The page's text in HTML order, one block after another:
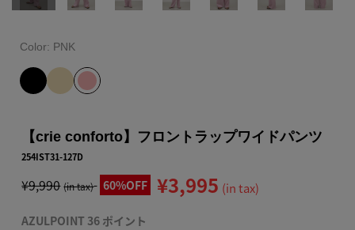
Color: PNK
【crie conforto】フロントラップワイドパンツ
254IST31-127D
¥9,990 (in tax) 60%OFF ¥3,995 (in tax)
AZULPOINT 36 ポイント